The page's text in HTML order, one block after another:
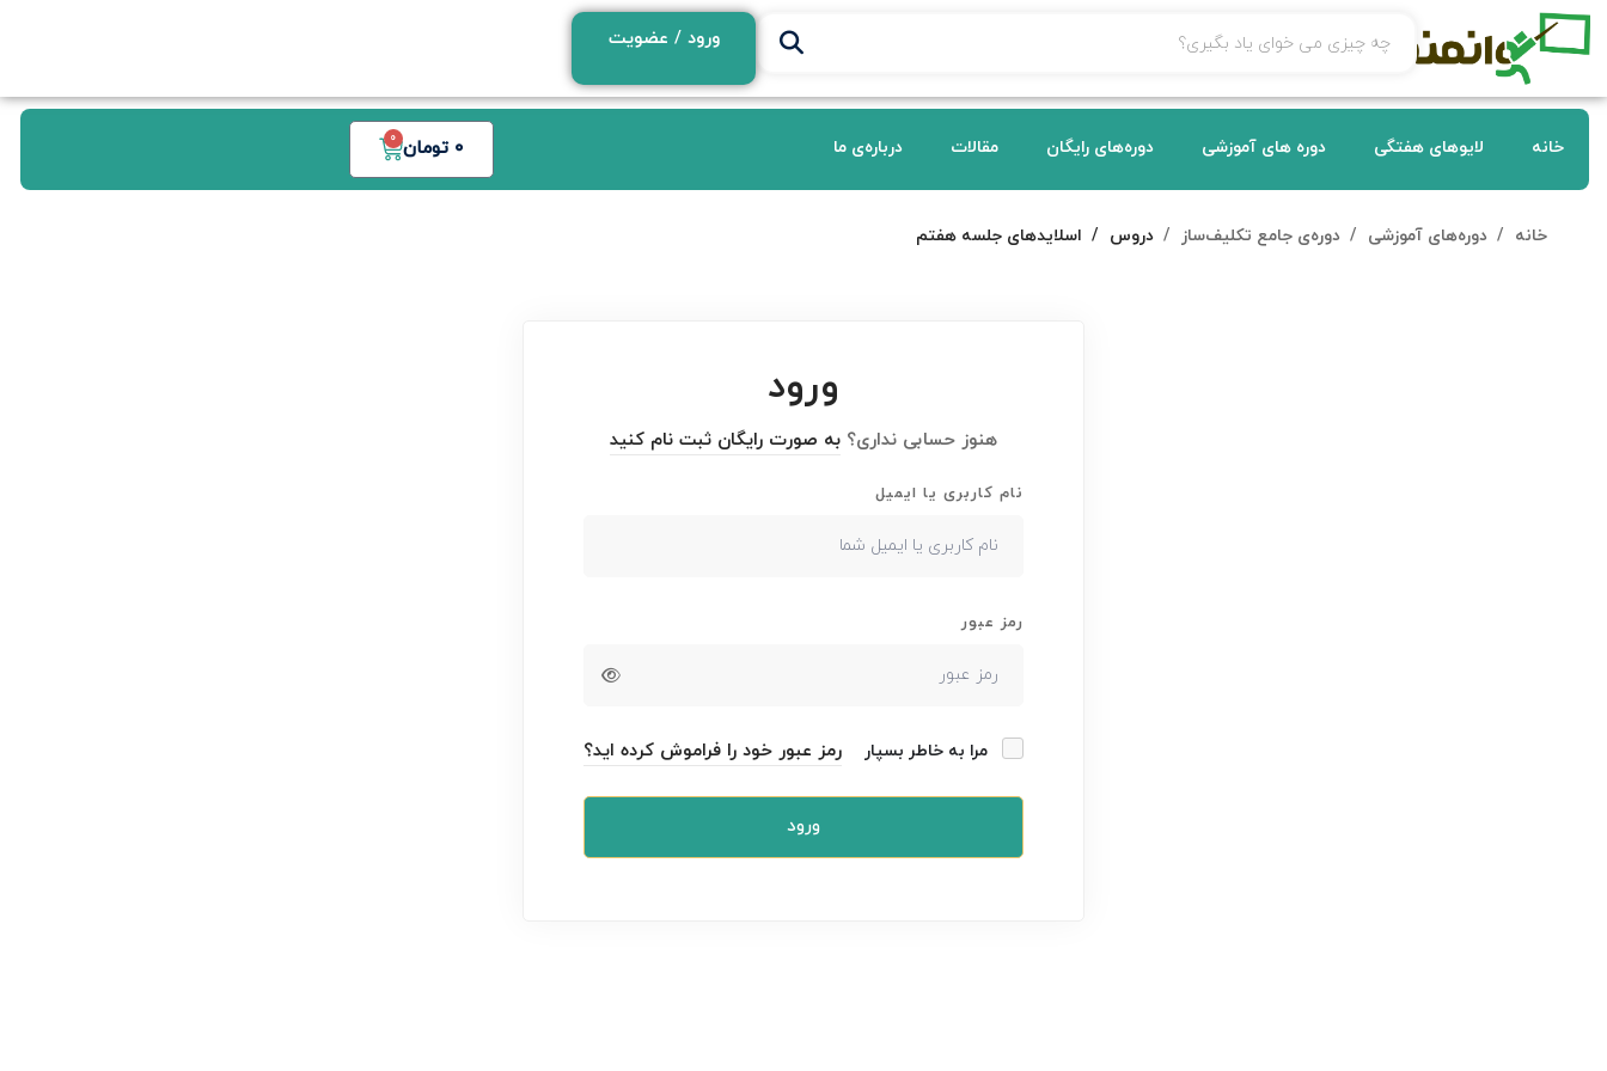
ورود / عضویت
خانه لایوهای هفتگی دوره های آموزشی دوره‌های رایگان مقالات درباره‌ی ما 0 تومان 0
خانه دوره‌های آموزشی دوره‌ی جامع تکلیف‌ساز دروس اسلایدهای جلسه هفتم
ورود
هنوز حسابی نداری؟ به صورت رایگان ثبت نام کنید
نام کاربری یا ایمیل
رمز عبور
مرا به خاطر بسپار رمز عبور خود را فراموش کرده اید؟
ورود